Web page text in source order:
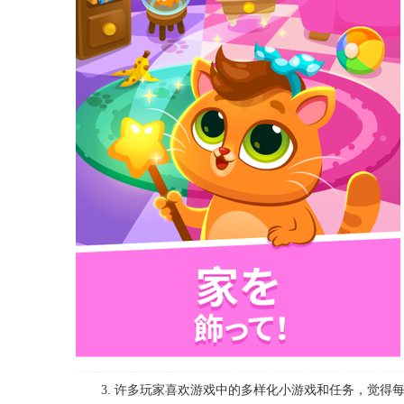
3. 许多玩家喜欢游戏中的多样化小游戏和任务，觉得每